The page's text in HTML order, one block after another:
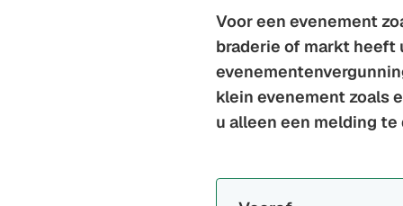
Voor een evenement
braderie of markt heeft
klein evenement zoals
u alleen een melding te